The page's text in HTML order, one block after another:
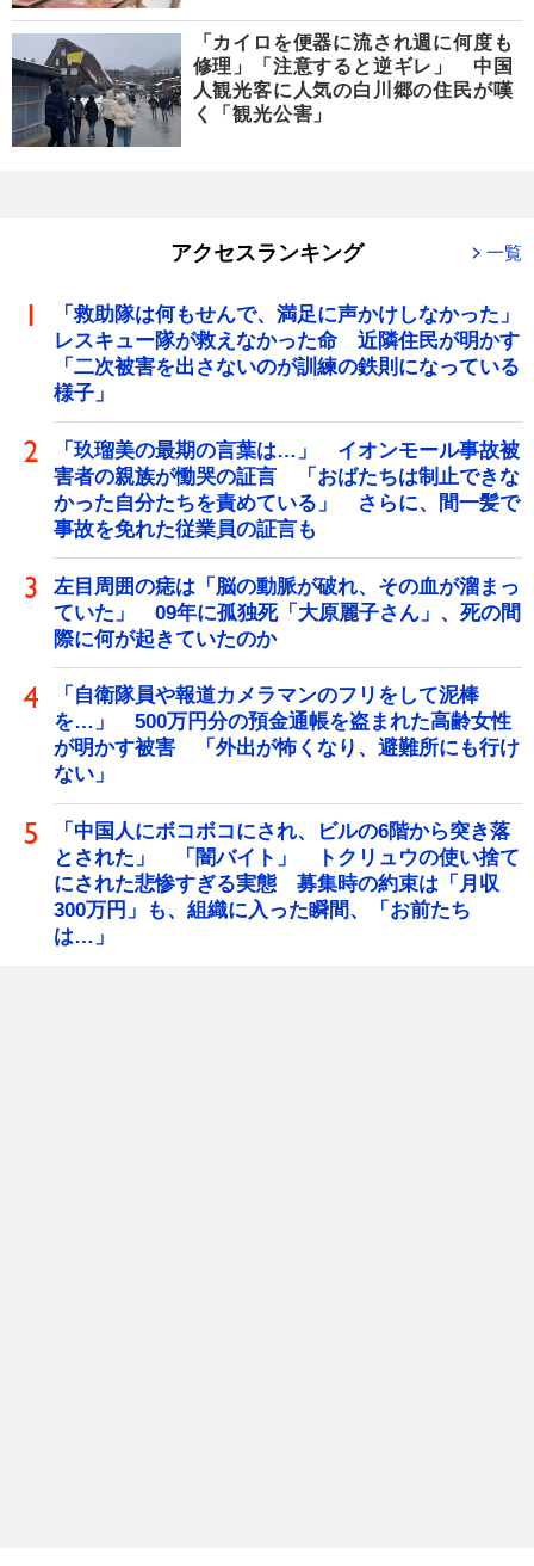
「カイロを便器に流され週に何度も
修理」「注意すると逆ギレ」 中国
人観光客に人気の白川郷の住民が嘆
く「観光公害」
アクセスランキング 一覧
「救助隊は何もせんで、満足に声かけしなかった」
レスキュー隊が救えなかった命 近隣住民が明かす
「二次被害を出さないのが訓練の鉄則になっている
様子」
「玖瑠美の最期の言葉は…」 イオンモール事故被
害者の親族が慟哭の証言 「おばたちは制止できな
かった自分たちを責めている」 さらに、間一髪で
事故を免れた従業員の証言も
左目周囲の痣は「脳の動脈が破れ、その血が溜まっ
ていた」 09年に孤独死「大原麗子さん」、死の間
際に何が起きていたのか
「自衛隊員や報道カメラマンのフリをして泥棒
を…」 500万円分の預金通帳を盗まれた高齢女性
が明かす被害 「外出が怖くなり、避難所にも行け
ない」
「中国人にボコボコにされ、ビルの6階から突き落
とされた」 「闇バイト」 トクリュウの使い捨て
にされた悲惨すぎる実態 募集時の約束は「月収
300万円」も、組織に入った瞬間、「お前たち
は…」